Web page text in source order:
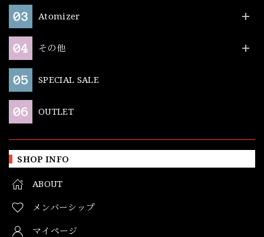
Atomizer
その他
SPECIAL SALE
OUTLET
SHOP INFO
ABOUT
メンバーシップ
マイページ